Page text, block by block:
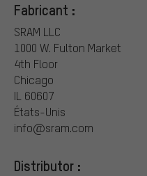
Fabricant :
SRAM LLC
1000 W. Fulton Market
4th Floor
Chicago
IL 60607
États-Unis
info@sram.com
Distributor :